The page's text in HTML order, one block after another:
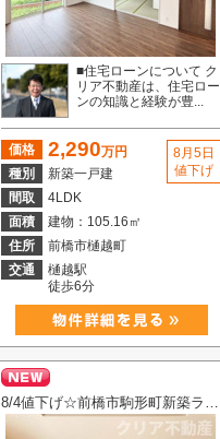
■住宅ローンについて ク
リア不動産は、住宅ロー
ンの知識と経験が豊...
価格 2,290万円
種別
新築一戸建
間取
4LDK
面積
建物：105.16㎡
住所
前橋市樋越町
交通
樋越駅
徒歩6分
8月5日
値下げ
8/4値下げ☆前橋市駒形町新築ラスト1棟！全室南向き4LDK